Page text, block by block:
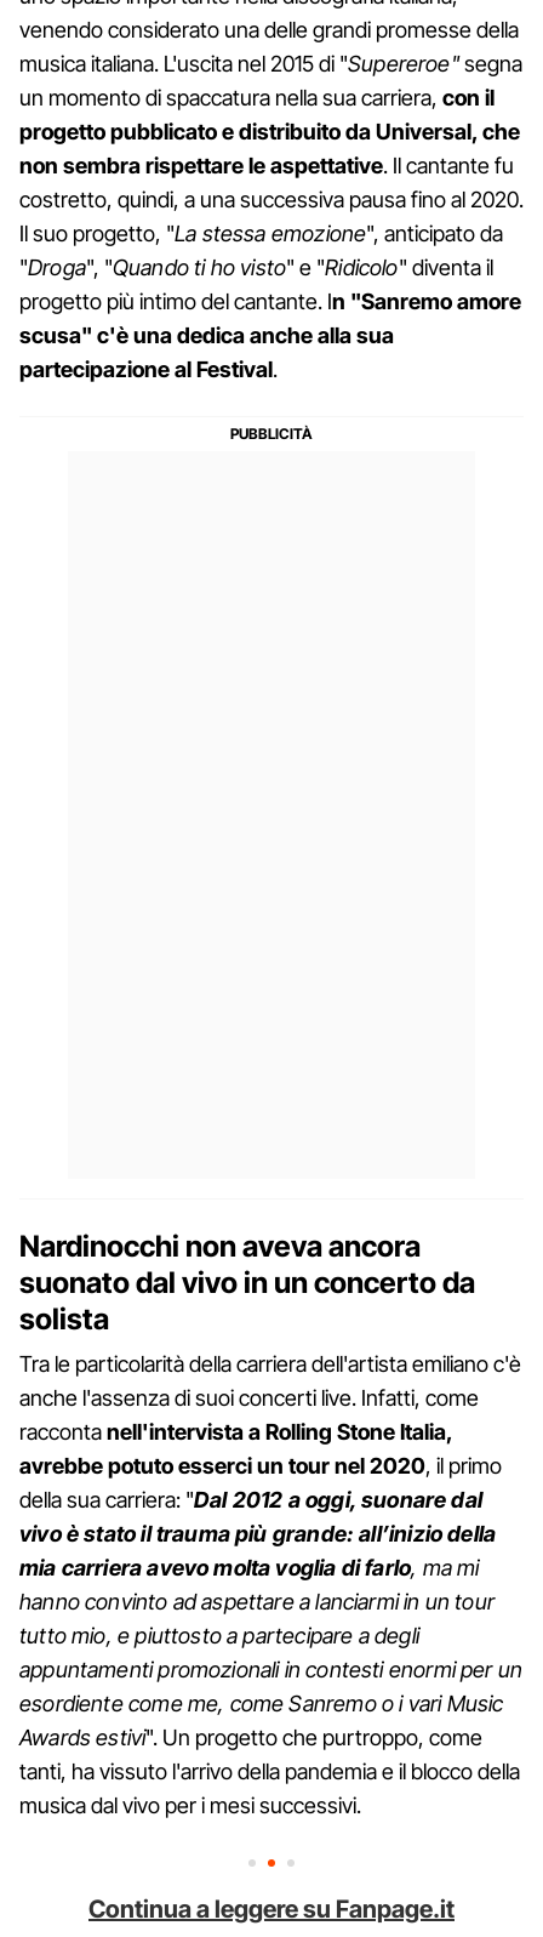
venendo considerato una delle grandi promesse della
musica italiana. L'uscita nel 2015 di "Supereroe"segna
un momento di spaccatura nella sua carriera, con il
progetto pubblicato e distribuito da Universal, che
non sembra rispettare le aspettative. Il cantante fu
costretto, quindi, a una successiva pausa fino al 2020.
Il suo progetto, "La stessa emozione", anticipato da
"Droga", "Quando ti ho visto" e "Ridicolo" diventa il
progetto più intimo del cantante. In "Sanremo amore
scusa" c'è una dedica anche alla sua
partecipazione al Festival.
Nardinocchi non aveva ancora
suonato dal vivo in un concerto da
solista
Tra le particolarità della carriera dell'artista emiliano c'è
anche l'assenza di suoi concerti live. Infatti, come
raccontanell'intervista a Rolling Stone Italia,
avrebbe potuto esserci un tour nel 2020, il primo
della sua carriera: "Dal 2012 a oggi, suonare dal
vivo è stato il trauma più grande: all’inizio della
mia carriera avevo molta voglia di farlo, ma mi
hanno convinto ad aspettare a lanciarmi in un tour
tutto mio, e piuttosto a partecipare a degli
appuntamenti promozionali in contesti enormi per un
esordiente come me, come Sanremo o i vari Music
Awards estivi". Un progetto che purtroppo, come
tanti, ha vissuto l'arrivo della pandemia e il blocco della
musica dal vivo per i mesi successivi.
Continua a leggere su Fanpage.it